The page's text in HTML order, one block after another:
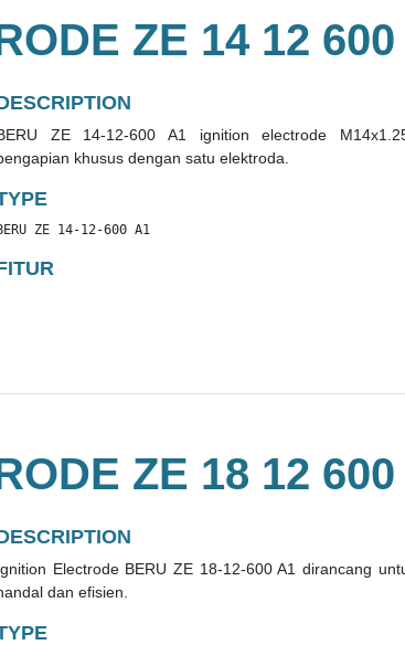
ZE 14 12
ZE 14-12-600 A1 ignition electrode
khusus dengan satu elektroda.
ZE 14-12-600 A1
ZE 18 12
Electrode BERU ZE 18-12-600 A1 dirancang
dan efisien.